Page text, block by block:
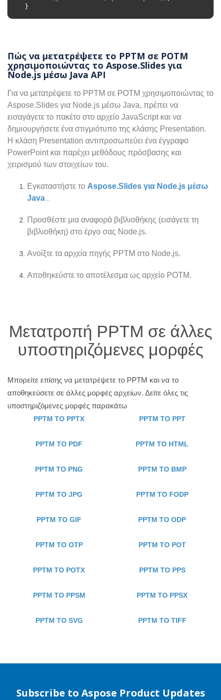
Πώς να μετατρέψετε το PPTM σε POTM
χρησιμοποιώντας το Aspose.Slides για
Node.js μέσω Java API
Για να μετατρέψετε το PPTM σε POTM χρησιμοποιώντας το
Aspose.Slides για Node.js μέσω Java, πρέπει να
εισαγάγετε το πακέτο στο αρχείο JavaScript και να
δημιουργήσετε ένα στιγμιότυπο της κλάσης Presentation.
Η κλάση Presentation αντιπροσωπεύει ένα έγγραφο
PowerPoint και παρέχει μεθόδους πρόσβασης και
χειρισμού των στοιχείων του.
Εγκαταστήστε το Aspose.Slides για Node.js μέσω
Java .
Προσθέστε μια αναφορά βιβλιοθήκης (εισάγετε τη
βιβλιοθήκη) στο έργο σας Node.js.
Ανοίξτε τα αρχεία πηγής PPTM στο Node.js.
Αποθηκεύστε το αποτέλεσμα ως αρχείο POTM.
Μετατροπή PPTM σε άλλες
υποστηριζόμενες μορφές
Μπορείτε επίσης να μετατρέψετε το PPTM και να το
αποθηκεύσετε σε άλλες μορφές αρχείων. Δείτε όλες τις
υποστηριζόμενες μορφές παρακάτω
PPTM TO PPTX PPTM TO PPT
PPTM TO PDF PPTM TO HTML
PPTM TO PNG PPTM TO BMP
PPTM TO JPG PPTM TO FODP
PPTM TO GIF PPTM TO ODP
PPTM TO OTP PPTM TO POT
PPTM TO POTX PPTM TO PPS
PPTM TO PPSM PPTM TO PPSX
PPTM TO SVG PPTM TO TIFF
Subscribe to Aspose Product Updates